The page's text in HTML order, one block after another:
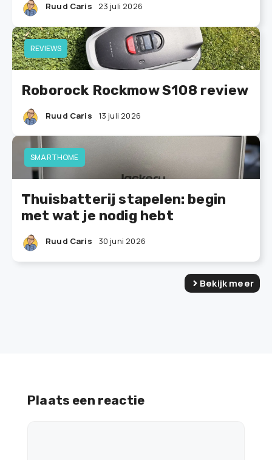
Ruud Caris 23 juli 2026
REVIEWS
Roborock Rockmow S108 review
Ruud Caris 13 juli 2026
SMARTHOME
Thuisbatterij stapelen: begin
met wat je nodig hebt
Ruud Caris 30 juni 2026
Bekijk meer
Plaats een reactie